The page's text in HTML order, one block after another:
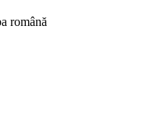
română